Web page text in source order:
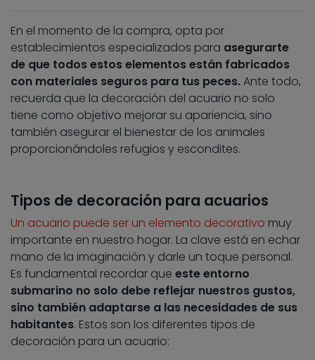
En el momento de la compra, opta por
establecimientos especializados para asegurarte
de que todos estos elementos están fabricados
con materiales seguros para tus peces.Ante todo,
recuerda que la decoración del acuario no solo
tiene como objetivo mejorar su apariencia, sino
también asegurar el bienestar de los animales
proporcionándoles refugios y escondites.
Tipos de decoración para acuarios
Un acuario puede ser un elemento decorativo muy
importante en nuestro hogar. La clave está en echar
mano de la imaginación y darle un toque personal.
Es fundamental recordar que este entorno
submarino no solo debe reflejar nuestros gustos,
sino también adaptarse a las necesidades de sus
habitantes. Estos son los diferentes tipos de
decoración para un acuario: